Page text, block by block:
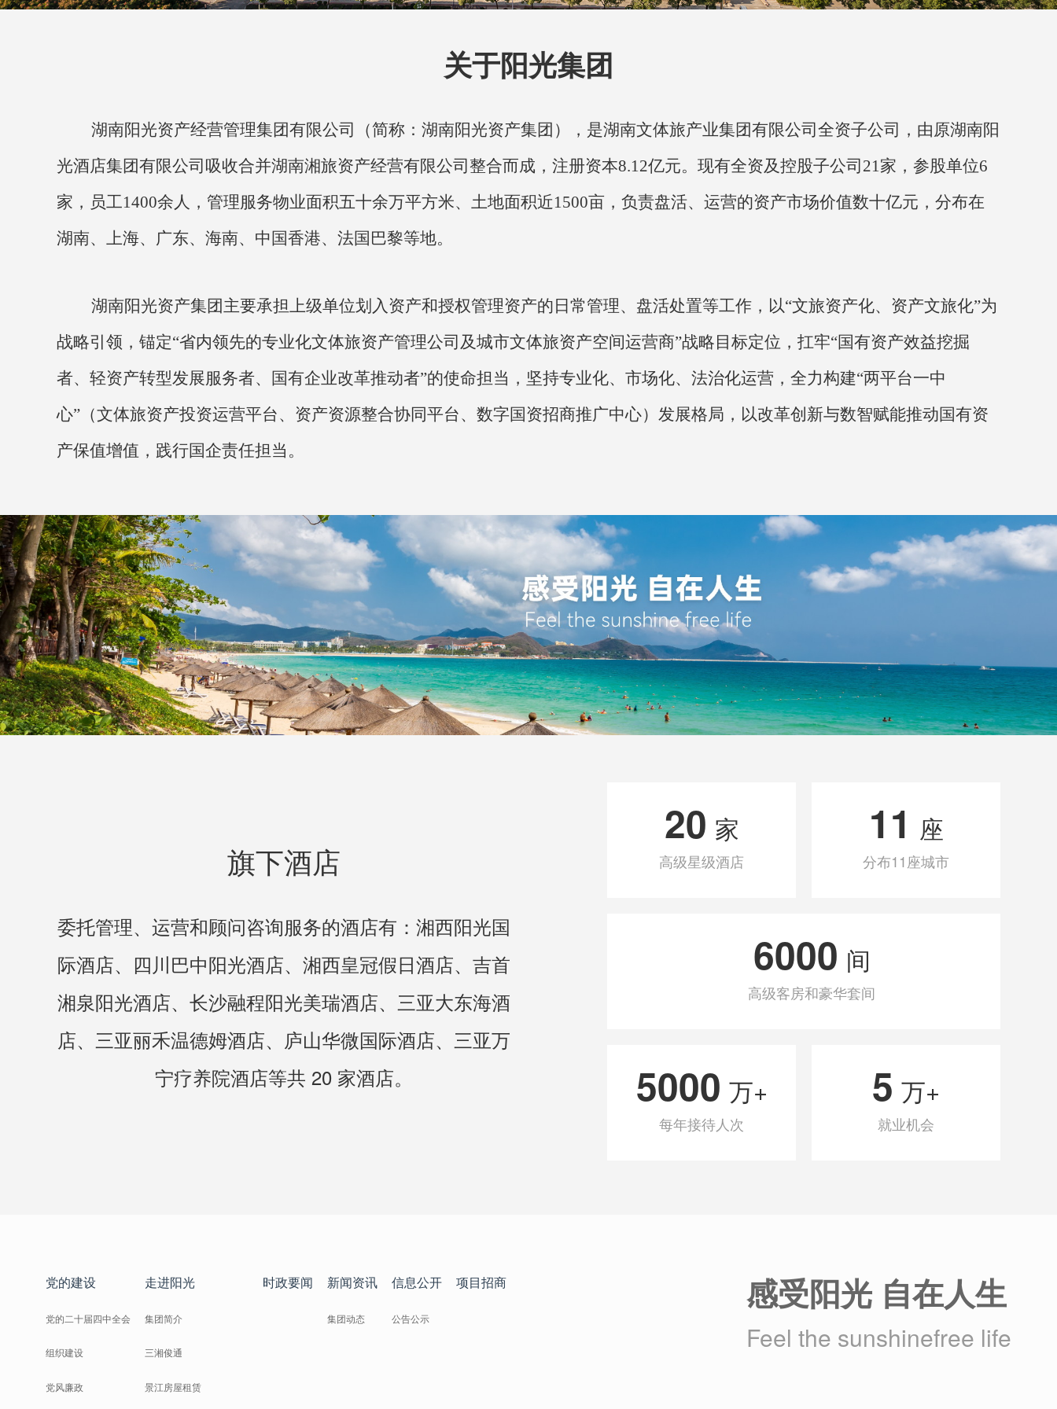
关于阳光集团
湖南阳光资产经营管理集团有限公司（简称：湖南阳光资产集团），是湖南文体旅产业集团有限公司全资子公司，由原湖南阳
光酒店集团有限公司吸收合并湖南湘旅资产经营有限公司整合而成，注册资本8.12亿元。现有全资及控股子公司21家，参股单位6
家，员工1400余人，管理服务物业面积五十余万平方米、土地面积近1500亩，负责盘活、运营的资产市场价值数十亿元，分布在
湖南、上海、广东、海南、中国香港、法国巴黎等地。
湖南阳光资产集团主要承担上级单位划入资产和授权管理资产的日常管理、盘活处置等工作，以“文旅资产化、资产文旅化”为
战略引领，锚定“省内领先的专业化文体旅资产管理公司及城市文体旅资产空间运营商”战略目标定位，扛牢“国有资产效益挖掘
者、轻资产转型发展服务者、国有企业改革推动者”的使命担当，坚持专业化、市场化、法治化运营，全力构建“两平台一中
心”（文体旅资产投资运营平台、资产资源整合协同平台、 数字国资招商推广中心）发展格局，以改革创新与数智赋能推动国有资
产保值增值，践行国企责任担当。
旗下酒店
委托管理、运营和顾问咨询服务的酒店有：湘西阳光国
际酒店、四川巴中阳光酒店、湘西皇冠假日酒店、吉首
湘泉阳光酒店、长沙融程阳光美瑞酒店、三亚大东海酒
店、三亚丽禾温德姆酒店、庐山华微国际酒店、三亚万
宁疗养院酒店等共 20 家酒店。
20 家
高级星级酒店
11 座
分布11座城市
6000 间
高级客房和豪华套间
5000 万+
每年接待人次
5 万+
就业机会
党的建设
党的二十届四中全会
组织建设
党风廉政
走进阳光
集团简介
三湘俊通
景江房屋租赁
时政要闻 新闻资讯
集团动态
信息公开
公告公示
项目招商 感受阳光 自在人生
Feel the sunshinefree life